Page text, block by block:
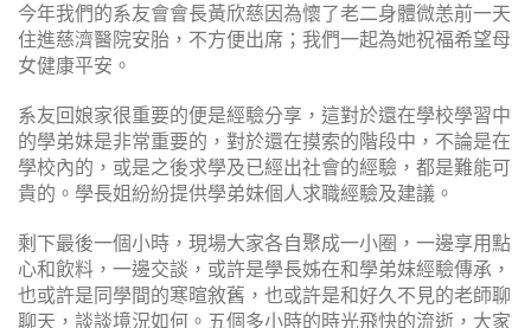
今年我們的系友會會長黃欣慈因為懷了老二身體微恙前一天
住進慈濟醫院安胎，不方便出席；我們一起為她祝福希望母
女健康平安。
系友回娘家很重要的便是經驗分享，這對於還在學校學習中
的學弟妹是非常重要的，對於還在摸索的階段中，不論是在
學校內的，或是之後求學及已經出社會的經驗，都是難能可
貴的。學長姐紛紛提供學弟妹個人求職經驗及建議。
剩下最後一個小時，現場大家各自聚成一小圈，一邊享用點
心和飲料，一邊交談，或許是學長姊在和學弟妹經驗傳承，
也或許是同學間的寒暄敘舊，也或許是和好久不見的老師聊
聊天，談談境況如何。五個多小時的時光飛快的流逝，大家